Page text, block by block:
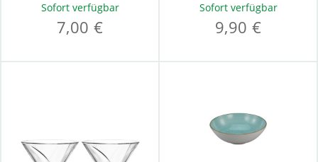
Sofort verfügbar
7,00 €
Sofort verfügbar
9,90 €